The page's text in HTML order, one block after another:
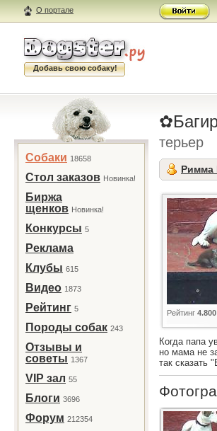
О портале
Добавь свою собаку!
Собаки 18658
Стол заказов Новинка!
Биржа
щенков Новинка!
Конкурсы 5
Реклама
Клубы 615
Видео 1873
Рейтинг 5
Породы собак 243
Отзывы и
советы 1367
VIP зал 55
Блоги 3696
Форум 212354
терьер
Римма
Рейтинг 4.800
Когда папа
но мама не
так